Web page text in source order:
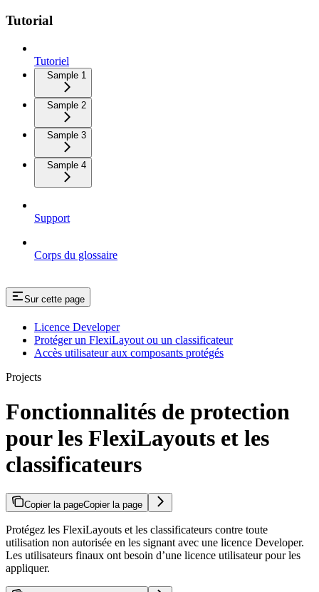
Tutorial
Tutoriel
Sample 1
Sample 2
Sample 3
Sample 4
Support
Corps du glossaire
Sur cette page
Licence Developer
Protéger un FlexiLayout ou un classificateur
Accès utilisateur aux composants protégés
Projects
Fonctionnalités de protection
pour les FlexiLayouts et les
classificateurs
Copier la pageCopier la page
Protégez les FlexiLayouts et les classificateurs contre toute
utilisation non autorisée en les signant avec une licence Developer.
Les utilisateurs finaux ont besoin d’une licence utilisateur pour les
appliquer.